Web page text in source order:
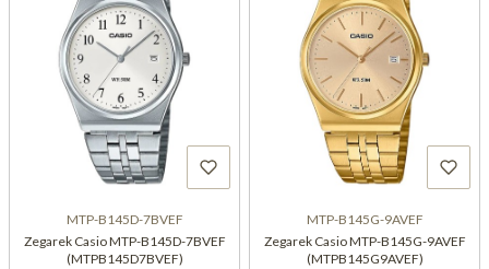
MTP-B145D-7BVEF
Zegarek Casio MTP-B145D-7BVEF
(MTPB145D7BVEF)
MTP-B145G-9AVEF
Zegarek Casio MTP-B145G-9AVEF
(MTPB145G9AVEF)